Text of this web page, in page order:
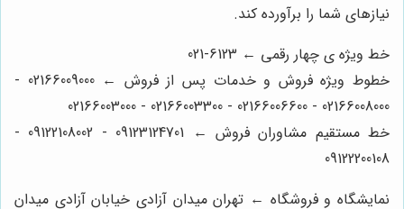
نیازهای شما را برآورده کند.
خط ویژه ی چهار رقمی ← 6123-021
خطوط ویژه فروش و خدمات پس از فروش ← 02166009000 -
02166008000 - 02166006600 - 02166003300 - 02166003000
خط مستقیم مشاوران فروش ← 09123124701 - 09122108002 -
09122200108
نمایشگاه و فروشگاه ← تهران میدان آزادی خیابان آزادی میدان